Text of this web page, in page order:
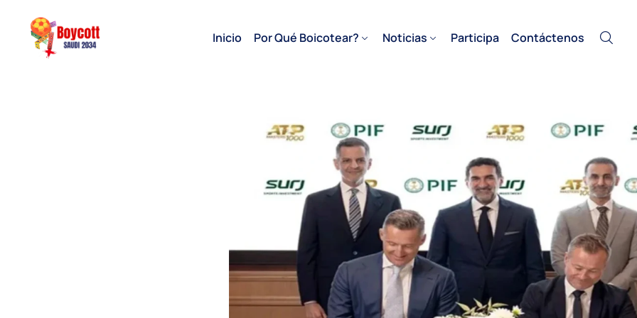
Inicio Por Qué Boicotear? Noticias Participa Contáctenos